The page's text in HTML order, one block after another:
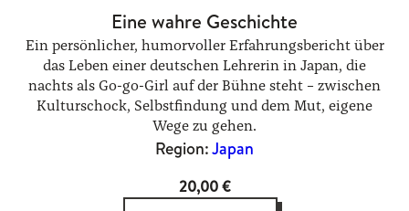
Eine wahre Geschichte
Ein persönlicher, humorvoller Erfahrungsbericht über
das Leben einer deutschen Lehrerin in Japan, die
nachts als Go-go-Girl auf der Bühne steht – zwischen
Kulturschock, Selbstfindung und dem Mut, eigene
Wege zu gehen.
Region:Japan
20,00€